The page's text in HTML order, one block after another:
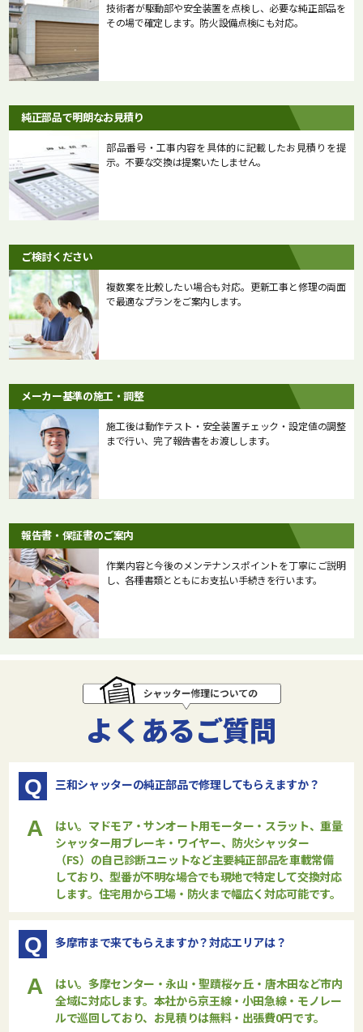
技術者が駆動部や安全装置を点検し、必要な純正部品を
その場で確定します。防火設備点検にも対応。
純正部品で明朗なお見積り
部品番号・工事内容を具体的に記載したお見積りを提
示。不要な交換は提案いたしません。
ご検討ください
複数案を比較したい場合も対応。更新工事と修理の両面
で最適なプランをご案内します。
メーカー基準の施工・調整
施工後は動作テスト・安全装置チェック・設定値の調整
まで行い、完了報告書をお渡しします。
報告書・保証書のご案内
作業内容と今後のメンテナンスポイントを丁寧にご説明
し、各種書類とともにお支払い手続きを行います。
よくあるご質問
Q 三和シャッターの純正部品で修理してもらえますか？
A
はい。マドモア・サンオート用モーター・スラット、重量
シャッター用ブレーキ・ワイヤー、防火シャッター
（FS）の自己診断ユニットなど主要純正部品を車載常備
しており、型番が不明な場合でも現地で特定して交換対応
します。住宅用から工場・防火まで幅広く対応可能です。
Q 多摩市まで来てもらえますか？対応エリアは？
A
はい。多摩センター・永山・聖蹟桜ヶ丘・唐木田など市内
全域に対応します。本社から京王線・小田急線・モノレー
ルで巡回しており、お見積りは無料・出張費0円です。